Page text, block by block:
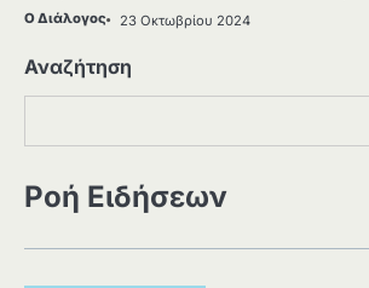
Ο Διάλογος 23 Οκτωβρίου 2024
Αναζήτηση
Ροή Ειδήσεων